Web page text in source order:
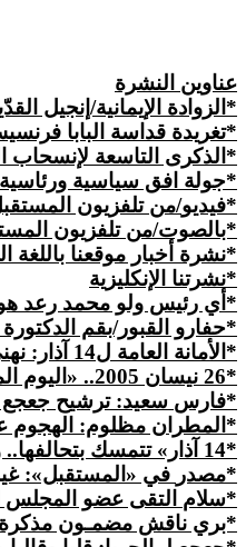
عناوين النشرة
*الزوادة الإيمانية/إنجيل
*تغريدة قداسة البابا
*الذكرى التاسعة
*جولة افق سياسية
*فيديو/من تلفزيون المستقبل/
*بالصوت/من تلفزيون
*نشرة أخبار موقعنا باللغة العربية
*نشرتنا الإنكليزية
*أي رئيس ولو محمد رعد
*حفارو القبور/بقم
*الأمانة العامة ل14 آذار: نهنىء اللبنانيين بذكرى جلاء الجيش السوري
*26
نيسان
*فارس سعيد: ترشيح جعجع
*المطران مظلوم: الهجوم
*14 آذار»
تتمسك
*مصدر في «المستقبل»:
*سلام التقى عضو
*بري ناقش مضمـون مذكرة